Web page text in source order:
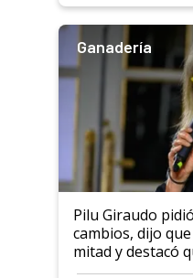
Ganadería
Pilu Giraudo
cambios, dijo
mitad y destacó
ser "para unos